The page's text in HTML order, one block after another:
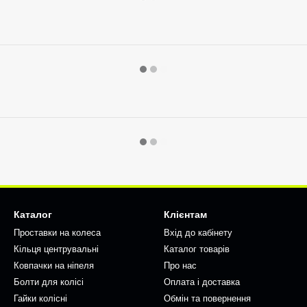
Каталог
Проставки на колеса
Кільця центрувальні
Ковпачки на ніпеля
Болти для колісі
Гайки колісні
Клієнтам
Вхід до кабінету
Каталог товарів
Про нас
Оплата і доставка
Обмін та повернення